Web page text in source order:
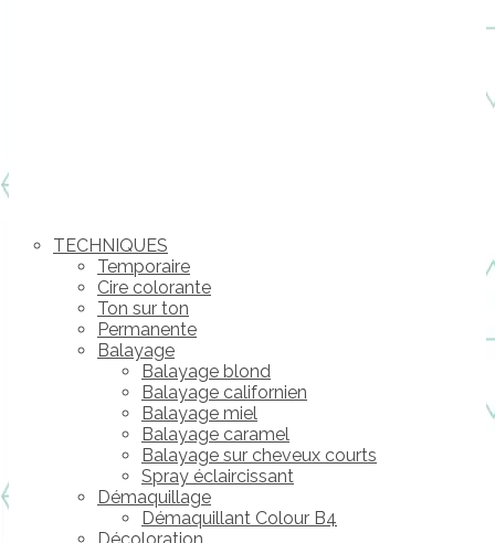
TECHNIQUES
Temporaire
Cire colorante
Ton sur ton
Permanente
Balayage
Balayage blond
Balayage californien
Balayage miel
Balayage caramel
Balayage sur cheveux courts
Spray éclaircissant
Démaquillage
Démaquillant Colour B4